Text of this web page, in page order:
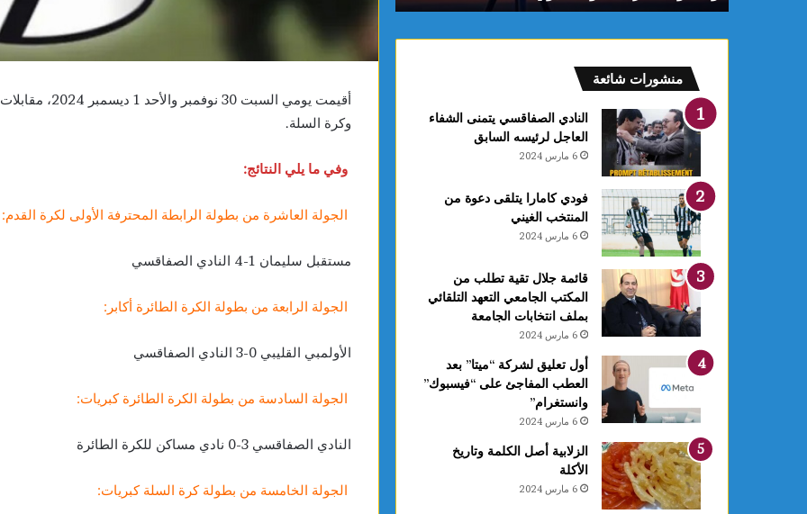
أقيمت يومي
وكرة السلة.
وفي ما يلي النتائج:
الجولة العاشرة من بطولة الرابطة المحترفة الأولى لكرة القدم:
مستقبل سليمان 1-4 النادي الصفاقسي
الجولة الرابعة من بطولة الكرة الطائرة أكابر:
الأولمبي القليبي 0-3 النادي الصفاقسي
الجولة السادسة من بطولة الكرة الطائرة كبريات:
النادي الصفاقسي 3-0 نادي مساكن للكرة الطائرة
الجولة الخامسة من بطولة كرة السلة كبريات:
أوت
منشورات شائعة
النادي الصفاقسي يتمنى الشفاء
العاجل لرئيسه السابق
6 مارس 2024
فودي كامارا يتلقى دعوة من
المنتخب الغيني
6 مارس 2024
قائمة جلال تقية تطلب من
المكتب الجامعي التعهد التلقائي
بملف انتخابات الجامعة
6 مارس 2024
أول تعليق لشركة “ميتا” بعد
العطب المفاجئ على “فيسبوك”
وانستغرام”
6 مارس 2024
الزلابية أصل الكلمة وتاريخ
الأكلة
6 مارس 2024